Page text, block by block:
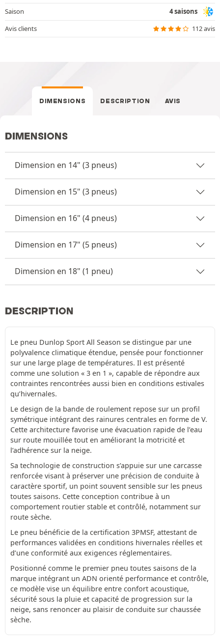
Saison
4 saisons
Avis clients
112 avis
DIMENSIONS DESCRIPTION AVIS
DIMENSIONS
Dimension en 14" (3 pneus)
Dimension en 15" (3 pneus)
Dimension en 16" (4 pneus)
Dimension en 17" (5 pneus)
Dimension en 18" (1 pneu)
DESCRIPTION
Le pneu Dunlop Sport All Season se distingue par une
polyvalence climatique étendue, pensée pour fonctionner
sur une large plage de températures. Il est présenté
comme une solution « 3 en 1 », capable de répondre aux
contraintes rencontrées aussi bien en conditions estivales
qu’hivernales.
Le design de la bande de roulement repose sur un profil
symétrique intégrant des rainures centrales en forme de V.
Cette architecture favorise une évacuation rapide de l’eau
sur route mouillée tout en améliorant la motricité et
l’adhérence sur la neige.
Sa technologie de construction s’appuie sur une carcasse
renforcée visant à préserver une précision de conduite à
caractère sportif, un point souvent sensible sur les pneus
toutes saisons. Cette conception contribue à un
comportement routier stable et contrôlé, notamment sur
route sèche.
Le pneu bénéficie de la certification 3PMSF, attestant de
performances validées en conditions hivernales réelles et
d’une conformité aux exigences réglementaires.
Positionné comme le premier pneu toutes saisons de la
marque intégrant un ADN orienté performance et contrôle,
ce modèle vise un équilibre entre confort acoustique,
sécurité sous la pluie et capacité de progression sur la
neige, sans renoncer au plaisir de conduite sur chaussée
sèche.